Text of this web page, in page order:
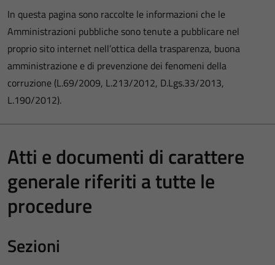
In questa pagina sono raccolte le informazioni che le
Amministrazioni pubbliche sono tenute a pubblicare nel
proprio sito internet nell’ottica della trasparenza, buona
amministrazione e di prevenzione dei fenomeni della
corruzione (L.69/2009, L.213/2012, D.Lgs.33/2013,
L.190/2012).
Atti e documenti di carattere
generale riferiti a tutte le
procedure
Sezioni